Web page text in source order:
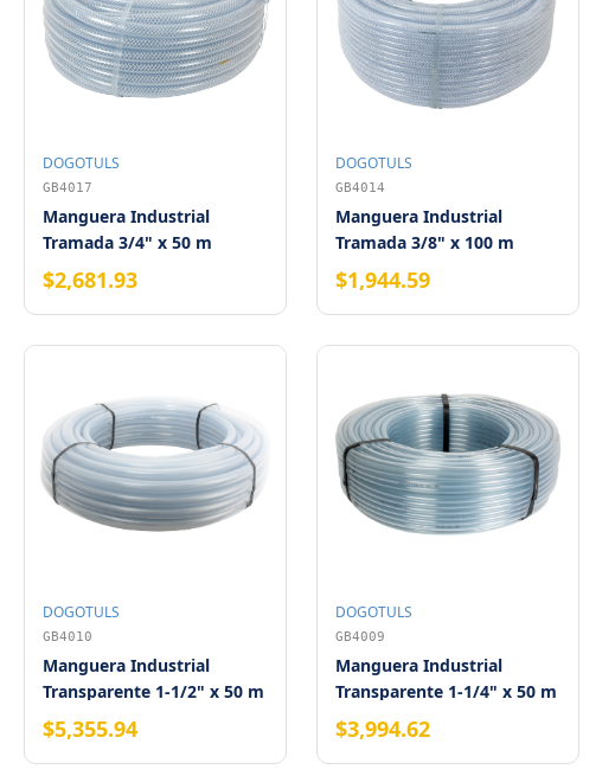
DOGOTULS
GB4017
Manguera Industrial
Tramada 3/4" x 50 m
$2,681.93
DOGOTULS
GB4014
Manguera Industrial
Tramada 3/8" x 100 m
$1,944.59
DOGOTULS
GB4010
Manguera Industrial
Transparente 1-1/2" x 50 m
$5,355.94
DOGOTULS
GB4009
Manguera Industrial
Transparente 1-1/4" x 50 m
$3,994.62